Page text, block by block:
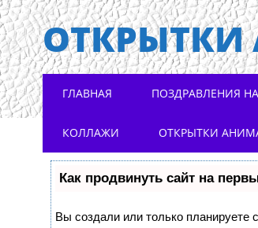
Main menu
Skip to content
ГЛАВНАЯ ПОЗДРАВЛЕНИЯ
КОЛЛАЖИ ОТКРЫТКИ
Как продвинуть сайт на
Вы создали или только планируете